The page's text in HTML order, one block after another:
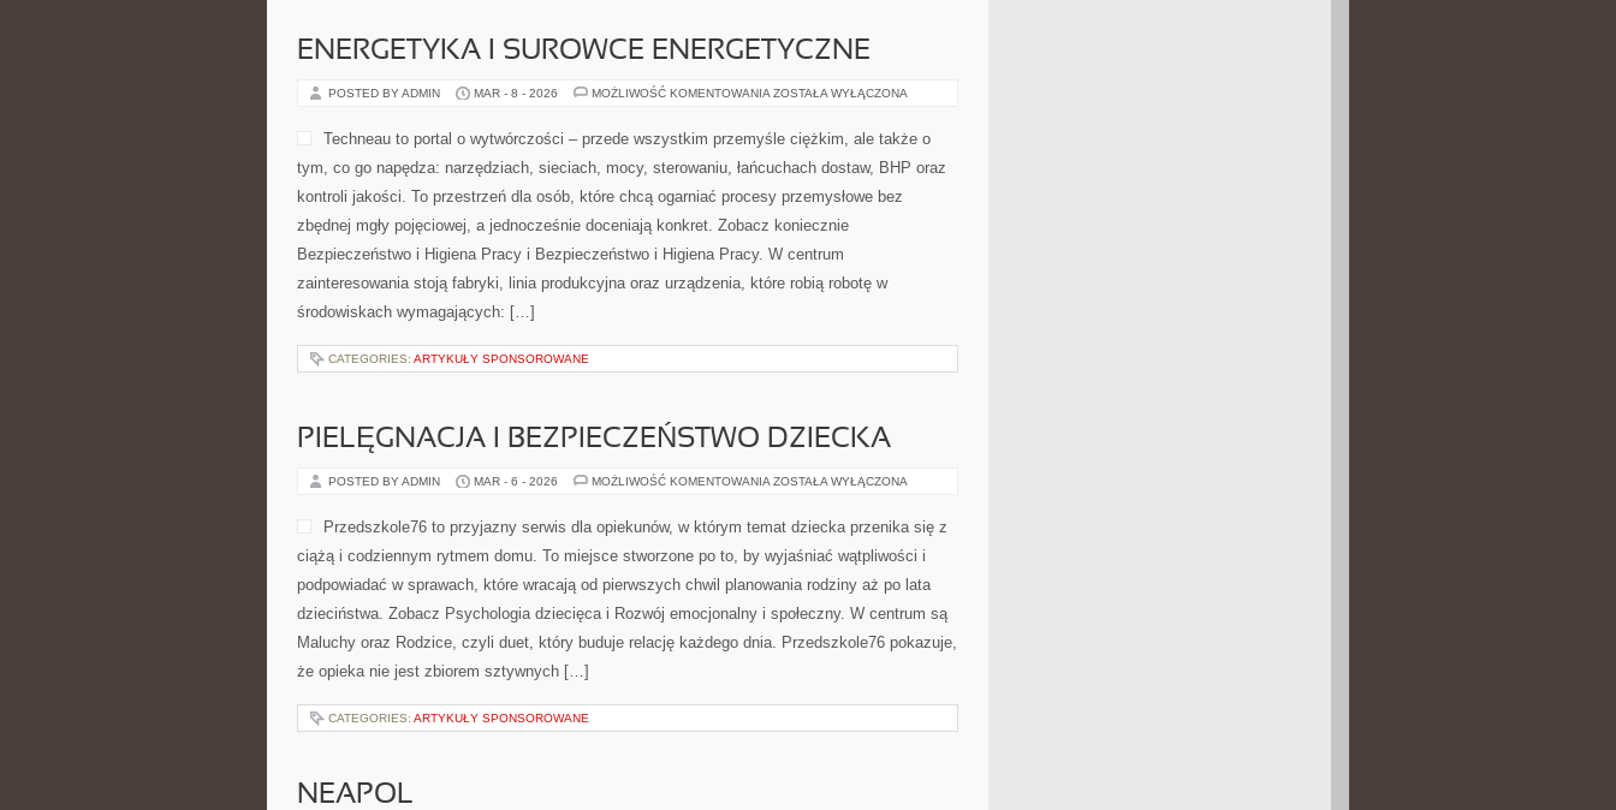
ENERGETYKA I SUROWCE ENERGETYCZNE
POSTED BY ADMIN MAR - 8 - 2026 MOŻLIWOŚĆ KOMENTOWANIA ENERGETYKA
ENERGETYCZNE
ZOSTAŁA WYŁĄCZONA
Techneau to portal o wytwórczości – przede wszystkim przemyśle ciężkim, ale także o
tym, co go napędza: narzędziach, sieciach, mocy, sterowaniu, łańcuchach dostaw, BHP oraz
kontroli jakości. To przestrzeń dla osób, które chcą ogarniać procesy przemysłowe bez
zbędnej mgły pojęciowej, a jednocześnie doceniają konkret. Zobacz koniecznie
Bezpieczeństwo i Higiena Pracy i Bezpieczeństwo i Higiena Pracy. W centrum
zainteresowania stoją fabryki, linia produkcyjna oraz urządzenia, które robią robotę w
środowiskach wymagających: […]
CATEGORIES: ARTYKUŁY SPONSOROWANE
PIELĘGNACJA I BEZPIECZEŃSTWO DZIECKA
POSTED BY ADMIN MAR - 6 - 2026 MOŻLIWOŚĆ KOMENTOWANIA PIELĘGNACJA
DZIECKA
ZOSTAŁA WYŁĄCZONA
Przedszkole76 to przyjazny serwis dla opiekunów, w którym temat dziecka przenika się z
ciążą i codziennym rytmem domu. To miejsce stworzone po to, by wyjaśniać wątpliwości i
podpowiadać w sprawach, które wracają od pierwszych chwil planowania rodziny aż po lata
dzieciństwa. Zobacz Psychologia dziecięca i Rozwój emocjonalny i społeczny. W centrum są
Maluchy oraz Rodzice, czyli duet, który buduje relację każdego dnia. Przedszkole76 pokazuje,
że opieka nie jest zbiorem sztywnych […]
CATEGORIES: ARTYKUŁY SPONSOROWANE
NEAPOL